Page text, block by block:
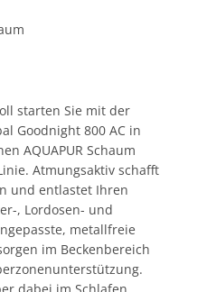
starten Sie mit der
Goodnight 800 AC in
AQUAPUR Schaum
Atmungsaktiv schafft
und entlastet Ihren
, Lordosen- und
metallfreie
im Beckenbereich